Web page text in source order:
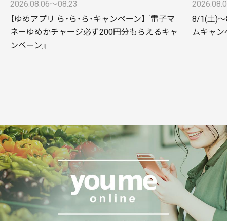
2026.08.06〜08.23
【ゆめアプリ ら・ら・ら・キャンペーン】『電子マ
ネーゆめかチャージ必ず200円分もらえるキャ
ンペーン』
8/1(土)
ムキャン